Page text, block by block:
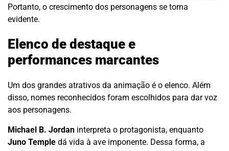
Portanto, o crescimento dos personagens se torna
evidente.
Elenco de destaque e
performances marcantes
Um dos grandes atrativos da animação é o elenco. Além
disso, nomes reconhecidos foram escolhidos para dar voz
aos personagens.
Michael B. Jordan interpreta o protagonista, enquanto
Juno Temple dá vida à ave imponente. Dessa forma, a